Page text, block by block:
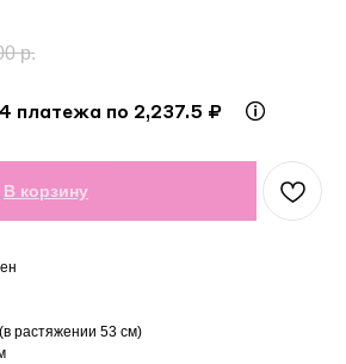
р.
4 платежа по 2,237.5 ₽
В корзину
растяжении 53 см)